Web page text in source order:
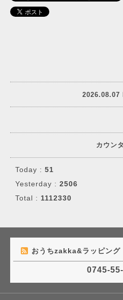
2026.08.07
カウン
Today : 51
Yesterday : 2506
Total : 1112330
おうちzakka&ラッピ
0745-